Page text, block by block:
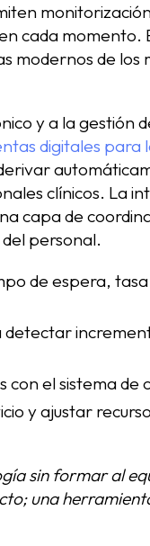
cada
modernos de los
y a la gestión
digitales para
clínicos. La
capa de
personal.
de espera,
el sistema de
y ajustar
sin formar al
una